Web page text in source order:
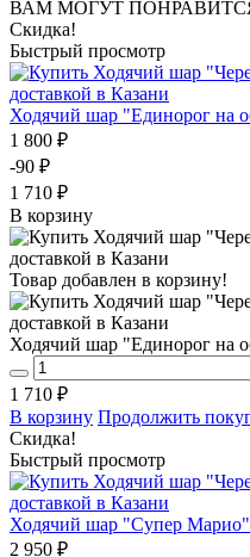
ВАМ МОГУТ
Скидка!
Быстрый просмотр
Ходячий шар "Единорог на
1 800 ₽
-90 ₽
1 710 ₽
В корзину
Товар добавлен в корзину!
Ходячий шар "Единорог на
1 710 ₽
В корзину Продолжить
Скидка!
Быстрый просмотр
Ходячий шар "Супер
2 950 ₽